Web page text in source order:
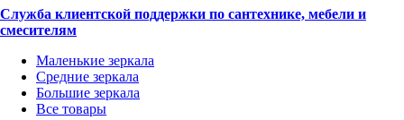
Служба клиентской поддержки по сантехнике, мебели и
смесителям
Маленькие зеркала
Средние зеркала
Большие зеркала
Все товары